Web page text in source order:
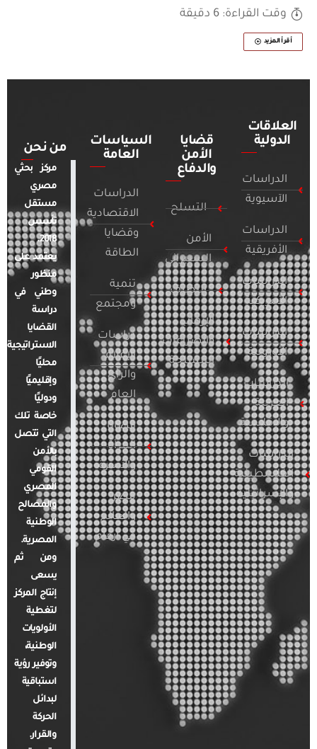
وقت القراءة: 6 دقيقة
أقرأ المزيد
العلاقات
الدولية
الدراسات
الآسيوية
الدراسات
الأفريقية
الدراسات
الأمريكية
الدراسات
الأوروبية
الدراسات
العربية
والإقليمية
الدراسات
الفلسطينية
والإسرائيلية
قضايا
الأمن
والدفاع
التسلح
الأمن
السيبراني
التطرف
الإرهاب
والصراعات
المسلحة
السياسات
العامة
الدراسات
الاقتصادية
وقضايا
الطاقة
تنمية
ومجتمع
دراسات
الإعلام
والرأي
العام
قضايا
المرأة
والأسرة
مصر
والعالم
في أرقام
من نحن
مركز بحثي
مصري
مستقل
تأسس
2018.
يعتمد على
منظور
وطني في
دراسة
القضايا
الاستراتيجية
محليًا
وإقليميًا
ودوليًا
خاصة تلك
التي تتصل
بالأمن
القومي
المصري
والمصالح
الوطنية
المصرية.
ومن ثم
يسعى
إنتاج المركز
لتغطية
الأولويات
الوطنية،
وتوفير رؤية
استباقية
لبدائل
الحركة
والقرار.